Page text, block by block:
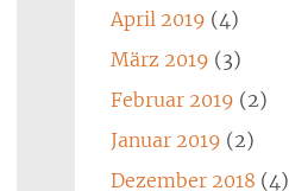
April 2019 (4)
März 2019 (3)
Februar 2019 (2)
Januar 2019 (2)
Dezember 2018 (4)